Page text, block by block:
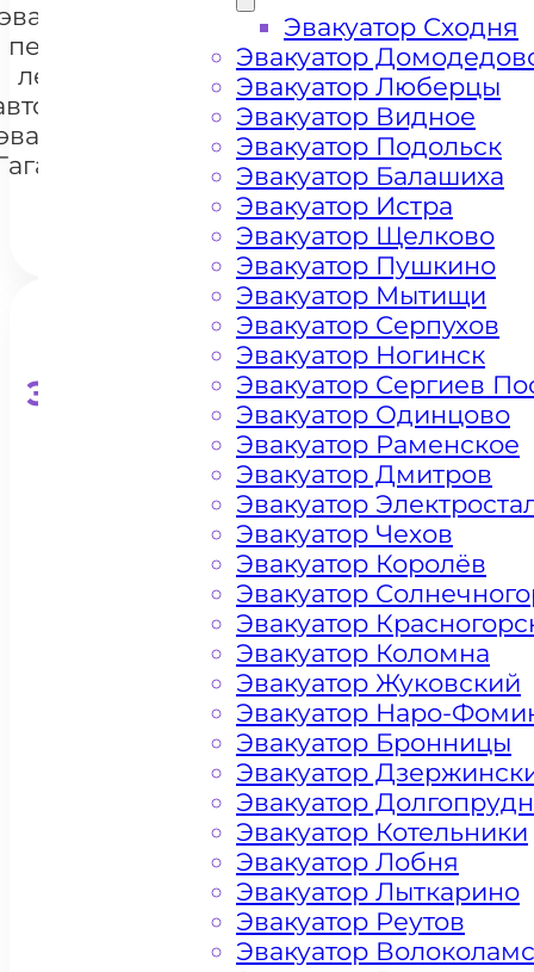
и
перевозки
легковых
+7 985 222 99 01
Эвакуатор для
Цена от 4500 рублей
Эвакуатор Сходня
Эвакуатор
Эвакуатор Люберцы
Эвакуатор Видное
Эвакуатор Подольск
Эвакуатор Балашиха
Эвакуатор Истра
Эвакуатор Щелково
Эвакуатор Пушкино
Эвакуатор Мытищи
Эвакуатор Серпухов
Эвакуатор Ногинск
Эвакуатор Сергиев
Эвакуатор Одинцово
Эвакуатор Раменское
Эвакуатор Дмитров
Эвакуатор
Эвакуатор Чехов
Эвакуатор Королёв
Эвакуатор
Эвакуатор
Эвакуатор Коломна
Эвакуатор Жуковский
Эвакуатор Наро-
Эвакуатор Бронницы
Эвакуатор
Эвакуатор
Эвакуатор Котельники
Эвакуатор Лобня
Эвакуатор Лыткарино
Эвакуатор Реутов
Эвакуатор